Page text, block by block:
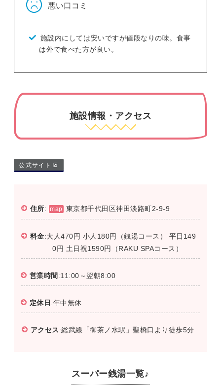
悪い口コミ
施設内にしては安いですが値段なりの味。食事
は外で食べた方が良い。
施設情報・アクセス
公式サイト
住所: map 東京都千代田区神田淡路町2-9-9
料金:大人470円 小人180円（銭湯コース） 平日149
0円 土日祝1590円（RAKU SPAコース）
営業時間 :11:00～翌朝8:00
定休日 :年中無休
アクセス:総武線「御茶ノ水駅」聖橋口より徒歩5分
スーパー銭湯一覧♪